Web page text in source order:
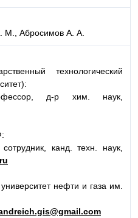
М., Абросимов А. А.
технологический
д-р хим. наук,
канд. техн. наук,
нефти и газа им.